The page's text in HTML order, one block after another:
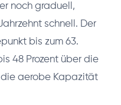
noch graduell,
schnell. Der
bis zum 63.
48 Prozent über die
aerobe Kapazität